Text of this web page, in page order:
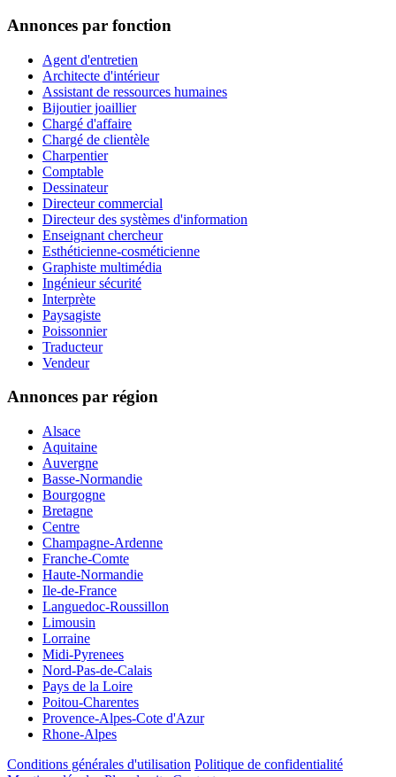
Annonces par fonction
Agent d'entretien
Architecte d'intérieur
Assistant de ressources humaines
Bijoutier joaillier
Chargé d'affaire
Chargé de clientèle
Charpentier
Comptable
Dessinateur
Directeur commercial
Directeur des systèmes d'information
Enseignant chercheur
Esthéticienne-cosméticienne
Graphiste multimédia
Ingénieur sécurité
Interprète
Paysagiste
Poissonnier
Traducteur
Vendeur
Annonces par région
Alsace
Aquitaine
Auvergne
Basse-Normandie
Bourgogne
Bretagne
Centre
Champagne-Ardenne
Franche-Comte
Haute-Normandie
Ile-de-France
Languedoc-Roussillon
Limousin
Lorraine
Midi-Pyrenees
Nord-Pas-de-Calais
Pays de la Loire
Poitou-Charentes
Provence-Alpes-Cote d'Azur
Rhone-Alpes
Conditions générales d'utilisation Politique de confidentialité